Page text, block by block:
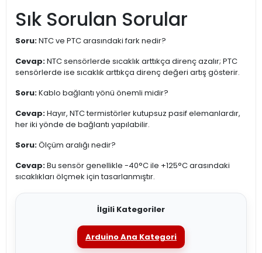
Sık Sorulan Sorular
Soru:NTC ve PTC arasındaki fark nedir?
Cevap:NTC sensörlerde sıcaklık arttıkça direnç azalır; PTC
sensörlerde ise sıcaklık arttıkça direnç değeri artış gösterir.
Soru:Kablo bağlantı yönü önemli midir?
Cevap:Hayır, NTC termistörler kutupsuz pasif elemanlardır,
her iki yönde de bağlantı yapılabilir.
Soru:Ölçüm aralığı nedir?
Cevap:Bu sensör genellikle -40°C ile +125°C arasındaki
sıcaklıkları ölçmek için tasarlanmıştır.
İlgili Kategoriler
Arduino Ana Kategori